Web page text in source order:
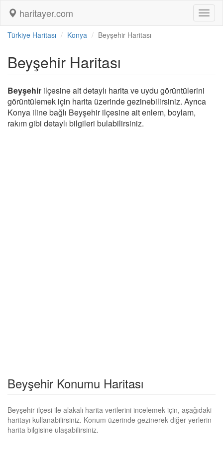
haritayer.com
Türkiye Haritası Konya Beyşehir Haritası
Beyşehir Haritası
Beyşehir ilçesine ait detaylı harita ve uydu görüntülerini
görüntülemek için harita üzerinde gezinebilirsiniz. Ayrıca
Konya iline bağlı Beyşehir ilçesine ait enlem, boylam,
rakım gibi detaylı bilgileri bulabilirsiniz.
Beyşehir Konumu Haritası
Beyşehir ilçesi ile alakalı harita verilerini incelemek için, aşağıdaki
haritayı kullanabilirsiniz. Konum üzerinde gezinerek diğer yerlerin
harita bilgisine ulaşabilirsiniz.